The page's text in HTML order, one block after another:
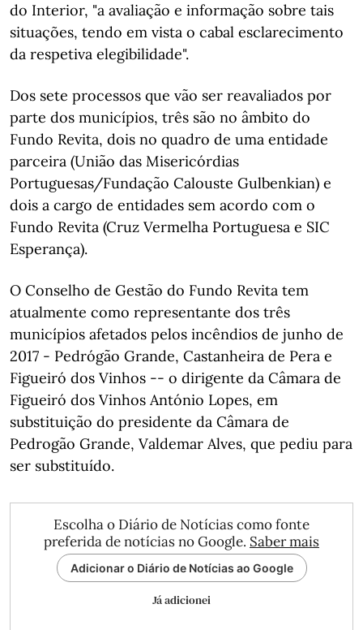
do Interior, "a avaliação e informação sobre tais
situações, tendo em vista o cabal esclarecimento
da respetiva elegibilidade".
Dos sete processos que vão ser reavaliados por
parte dos municípios, três são no âmbito do
Fundo Revita, dois no quadro de uma entidade
parceira (União das Misericórdias
Portuguesas/Fundação Calouste Gulbenkian) e
dois a cargo de entidades sem acordo com o
Fundo Revita (Cruz Vermelha Portuguesa e SIC
Esperança).
O Conselho de Gestão do Fundo Revita tem
atualmente como representante dos três
municípios afetados pelos incêndios de junho de
2017 - Pedrógão Grande, Castanheira de Pera e
Figueiró dos Vinhos -- o dirigente da Câmara de
Figueiró dos Vinhos António Lopes, em
substituição do presidente da Câmara de
Pedrogão Grande, Valdemar Alves, que pediu para
ser substituído.
Escolha o Diário de Notícias como fonte
preferida de notícias no Google. Saber mais
Adicionar o Diário de Notícias ao Google
Já adicionei